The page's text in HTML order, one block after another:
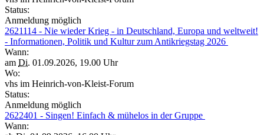
Status:
Anmeldung möglich
2621114 - Nie wieder Krieg - in Deutschland, Europa und weltweit!
- Informationen, Politik und Kultur zum Antikriegstag 2026
Wann:
am Di. 01.09.2026, 19.00 Uhr
Wo:
vhs im Heinrich-von-Kleist-Forum
Status:
Anmeldung möglich
2622401 - Singen! Einfach & mühelos in der Gruppe
Wann: